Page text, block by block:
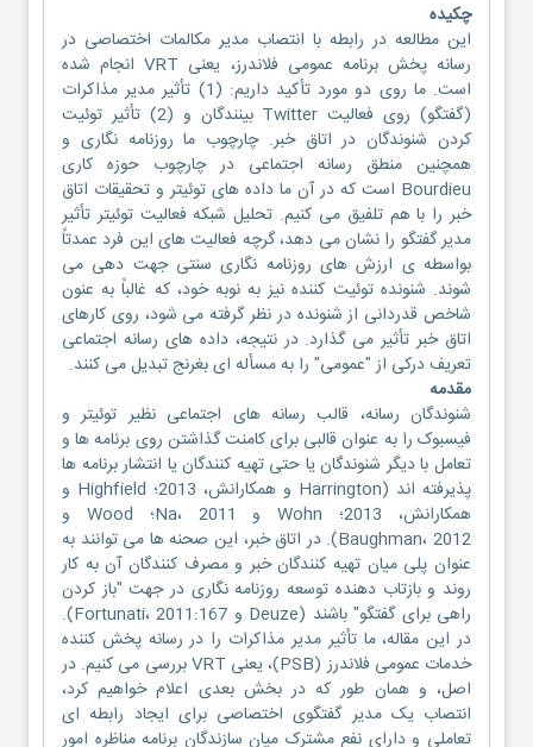
چکیده
این مطالعه در رابطه با انتصاب مدیر مکالمات اختصاصی در
رسانه پخش برنامه عمومی فلاندرز، یعنی VRT انجام شده
است. ما روی دو مورد تأکید داریم: (1) تأثیر مدیر مذاکرات
(گفتگو) روی فعالیت Twitter بینندگان و (2) تأثیر توئیت
کردن شنوندگان در اتاق خبر. چارچوب ما روزنامه نگاری و
همچنین منطق رسانه اجتماعی در چارچوب حوزه کاری
Bourdieu است که در آن ما داده های توئیتر و تحقیقات اتاق
خبر را با هم تلفیق می کنیم. تحلیل شبکه فعالیت توئیتر تأثیر
مدیر گفتگو را نشان می دهد، گرچه فعالیت های این فرد عمدتاً
بواسطه ی ارزش های روزنامه نگاری سنتی جهت دهی می
شوند. شنونده توئیت کننده نیز به نوبه خود، که غالباً به عنون
شاخص قدردانی از شنونده در نظر گرفته می شود، روی کارهای
اتاق خبر تأثیر می گذارد. در نتیجه، داده های رسانه اجتماعی
تعریف درکی از "عمومی" را به مسأله ای بغرنج تبدیل می کنند.
مقدمه
شنوندگان رسانه، قالب رسانه های اجتماعی نظیر توئیتر و
فیسبوک را به عنوان قالبی برای کامنت گذاشتن روی برنامه ها و
تعامل با دیگر شنوندگان یا حتی تهیه کنندگان یا انتشار برنامه ها
پذیرفته اند (Harrington و همکارانش، 2013؛ Highfield و
همکارانش، 2013؛ Wohn و Na، 2011؛ Wood و
Baughman، 2012). در اتاق خبر، این صحنه ها می توانند به
عنوان پلی میان تهیه کنندگان خبر و مصرف کنندگان آن به کار
روند و بازتاب دهنده توسعه روزنامه نگاری در جهت "باز کردن
راهی برای گفتگو" باشند (Deuze و Fortunati، 2011:167).
در این مقاله، ما تأثیر مدیر مذاکرات را در رسانه پخش کننده
خدمات عمومی فلاندرز (PSB)، یعنی VRT بررسی می کنیم. در
اصل، و همان طور که در بخش بعدی اعلام خواهیم کرد،
انتصاب یک مدیر گفتگوی اختصاصی برای ایجاد رابطه ای
تعاملی و دارای نفع مشترک میان سازندگان برنامه مناظره امور